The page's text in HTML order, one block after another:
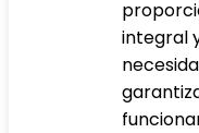
integral